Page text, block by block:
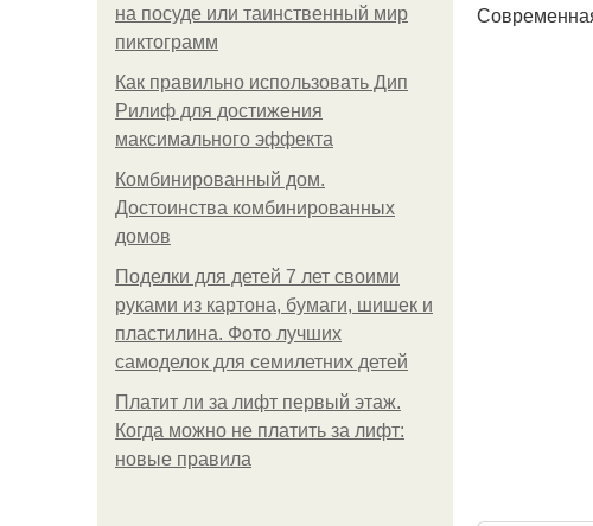
на посуде или таинственный мир
пиктограмм
Как правильно использовать Дип
Рилиф для достижения
максимального эффекта
Комбинированный дом.
Достоинства комбинированных
домов
Поделки для детей 7 лет своими
руками из картона, бумаги, шишек и
пластилина. Фото лучших
самоделок для семилетних детей
Платит ли за лифт первый этаж.
Когда можно не платить за лифт:
новые правила